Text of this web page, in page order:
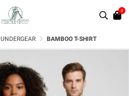
0
UNDERGEAR BAMBOO T-SHIRT